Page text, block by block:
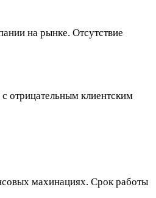
на рынке. Отсутствие
отрицательным клиентским
махинациях. Срок работы